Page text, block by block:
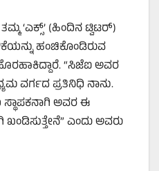
ತಮ್ಮ ‘ಎಕ್ಸ್’ (ಹಿಂದಿನ ಟ್ವಿಟರ್)
ಹಂಚಿಕೊಂಡಿರುವ
“ಸಿಜೆಐ ಅವರ
ವರ್ಗದ ಪ್ರತಿನಿಧಿ ನಾನು.
ಅವರ ಈ
ಖಂಡಿಸುತ್ತೇನೆ” ಎಂದು ಅವರು